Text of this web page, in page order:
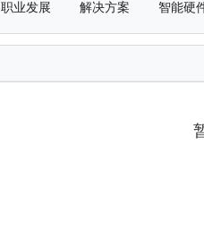
职业发展 解决方案 智能硬